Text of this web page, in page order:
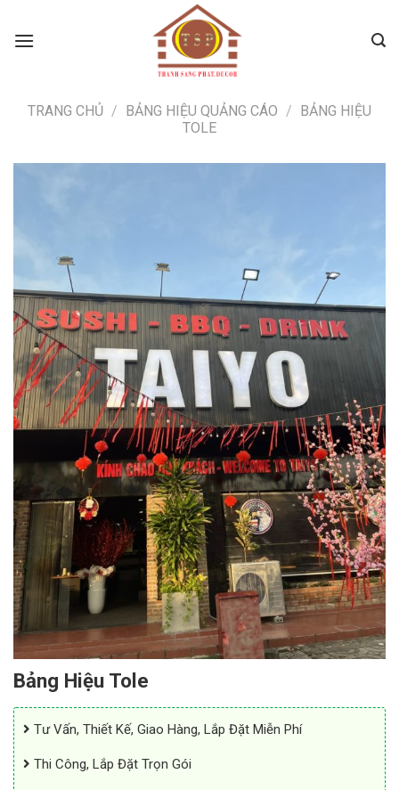
TRANG CHỦ / BẢNG HIỆU QUẢNG CÁO / BẢNG HIỆU
TOLE
Bảng Hiệu Tole
Tư Vấn, Thiết Kế, Giao Hàng, Lắp Đặt Miễn Phí
Thi Công, Lắp Đặt Trọn Gói